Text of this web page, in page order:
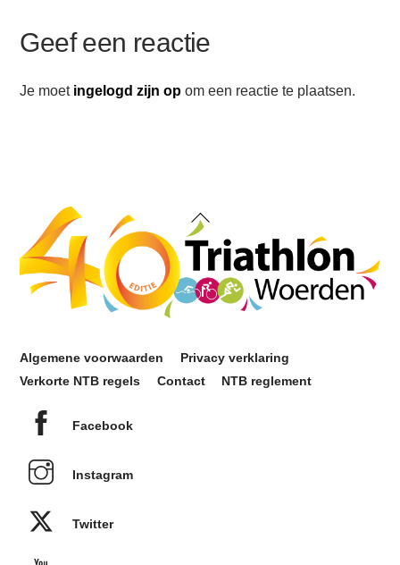
Geef een reactie
Je moet ingelogd zijn op om een reactie te plaatsen.
Back
To
Top
Algemene voorwaarden
Privacy verklaring
Verkorte NTB regels
Contact NTB reglement
Facebook
Instagram
Twitter